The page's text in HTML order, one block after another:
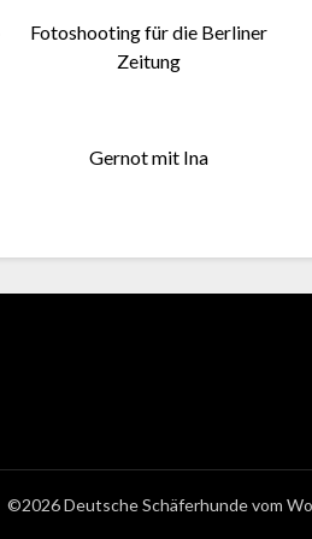
Fotoshooting für die Berliner
Zeitung
Gernot mit Ina
©2026 Deutsche Schäferhunde vom